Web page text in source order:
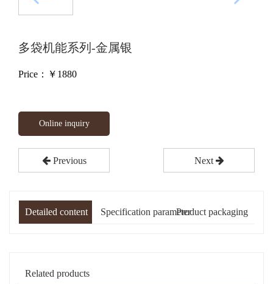
多袋机能系列-金属银
Price：￥ 1880
Online inquiry
Previous Next
Detailed content Specification parameterProduct packaging
Related products